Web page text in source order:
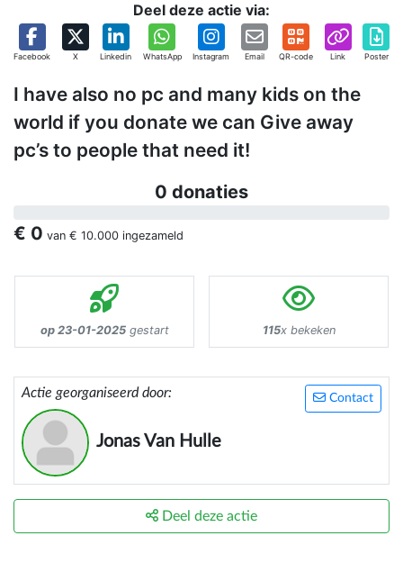
Deel deze actie via:
Facebook X Linkedin WhatsApp Instagram Email QR-code Link Poster
I have also no pc and many kids on the
world if you donate we can Give away
pc’s to people that need it!
0 donaties
€ 0 van € 10.000 ingezameld
op 23-01-2025gestart 115x bekeken
Contact
Actie georganiseerd door:
Jonas Van Hulle
Deel deze actie